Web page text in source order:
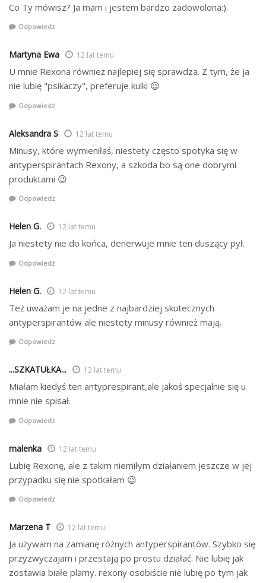
Co Ty mówisz? Ja mam i jestem bardzo zadowolona:).
Odpowiedz
Martyna Ewa 12 lat temu
U mnie Rexona również najlepiej się sprawdza. Z tym, że ja
nie lubię "psikaczy", preferuje kulki 😉
Odpowiedz
Aleksandra S 12 lat temu
Minusy, które wymieniłaś, niestety często spotyka się w
antyperspirantach Rexony, a szkoda bo są one dobrymi
produktami 😉
Odpowiedz
Helen G. 12 lat temu
Ja niestety nie do końca, denerwuje mnie ten duszący pył.
Odpowiedz
Helen G. 12 lat temu
Też uważam je na jedne z najbardziej skutecznych
antyperspirantów ale niestety minusy również mają.
Odpowiedz
...SZKATUŁKA... 12 lat temu
Miałam kiedyś ten antyprespirant,ale jakoś specjalnie się u
mnie nie spisał.
Odpowiedz
malenka 12 lat temu
Lubię Rexonę, ale z takim niemiłym działaniem jeszcze w jej
przypadku się nie spotkałam 😉
Odpowiedz
Marzena T 12 lat temu
Ja używam na zamianę różnych antyperspirantów. Szybko się
przyzwyczajam i przestają po prostu działać. Nie lubię jak
zostawia białe plamy. rexony osobiście nie lubię po tym jak